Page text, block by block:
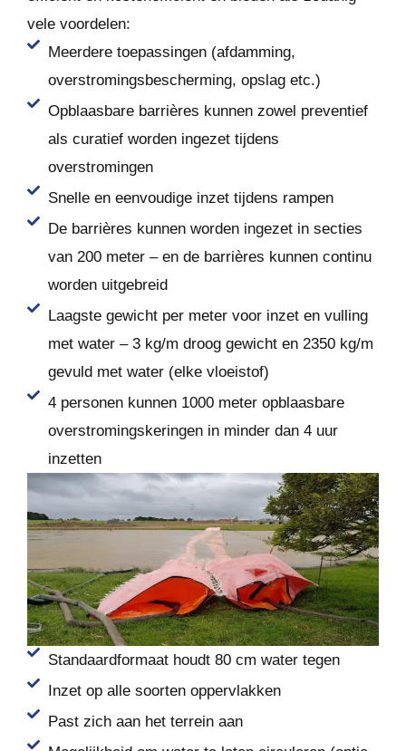
vele voordelen:
Meerdere toepassingen (afdamming,
overstromingsbescherming, opslag etc.)
Opblaasbare barrières kunnen zowel preventief
als curatief worden ingezet tijdens
overstromingen
Snelle en eenvoudige inzet tijdens rampen
De barrières kunnen worden ingezet in secties
van 200 meter – en de barrières kunnen continu
worden uitgebreid
Laagste gewicht per meter voor inzet en vulling
met water – 3 kg/m droog gewicht en 2350 kg/m
gevuld met water (elke vloeistof)
4 personen kunnen 1000 meter opblaasbare
overstromingskeringen in minder dan 4 uur
inzetten
Standaardformaat houdt 80 cm water tegen
Inzet op alle soorten oppervlakken
Past zich aan het terrein aan